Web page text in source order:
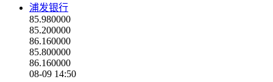
浦发银行
85.980000
85.200000
86.160000
85.800000
86.160000
08-09 14:50